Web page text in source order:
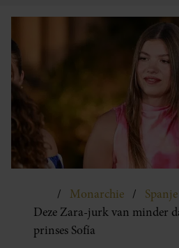
Monarchie
Spanje
Deze Zara-jurk van minder
prinses Sofía